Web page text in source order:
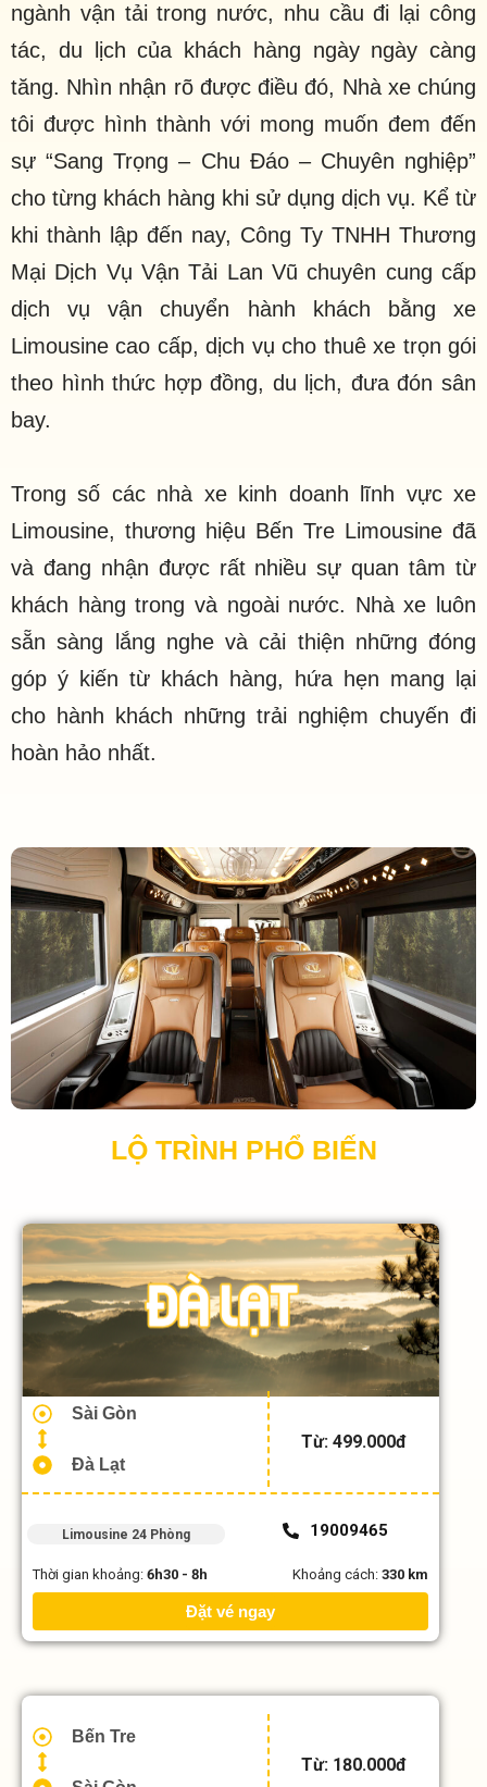
ngành vận tải trong nước, nhu cầu đi lại công
tác, du lịch của khách hàng ngày ngày càng
tăng. Nhìn nhận rõ được điều đó, Nhà xe chúng
tôi được hình thành với mong muốn đem đến
sự “Sang Trọng – Chu Đáo – Chuyên nghiệp”
cho từng khách hàng khi sử dụng dịch vụ. Kể từ
khi thành lập đến nay, Công Ty TNHH Thương
Mại Dịch Vụ Vận Tải Lan Vũ chuyên cung cấp
dịch vụ vận chuyển hành khách bằng xe
Limousine cao cấp, dịch vụ cho thuê xe trọn gói
theo hình thức hợp đồng, du lịch, đưa đón sân
bay.
Trong số các nhà xe kinh doanh lĩnh vực xe
Limousine, thương hiệu Bến Tre Limousine đã
và đang nhận được rất nhiều sự quan tâm từ
khách hàng trong và ngoài nước. Nhà xe luôn
sẵn sàng lắng nghe và cải thiện những đóng
góp ý kiến từ khách hàng, hứa hẹn mang lại
cho hành khách những trải nghiệm chuyến đi
hoàn hảo nhất.
LỘ TRÌNH PHỔ BIẾN
Sài Gòn
Đà Lạt
Từ: 499.000đ
Limousine 24 Phòng 19009465
Thời gian khoảng: 6h30 - 8h Khoảng cách: 330 km
Đặt vé ngay
Bến Tre
Từ: 180.000đ